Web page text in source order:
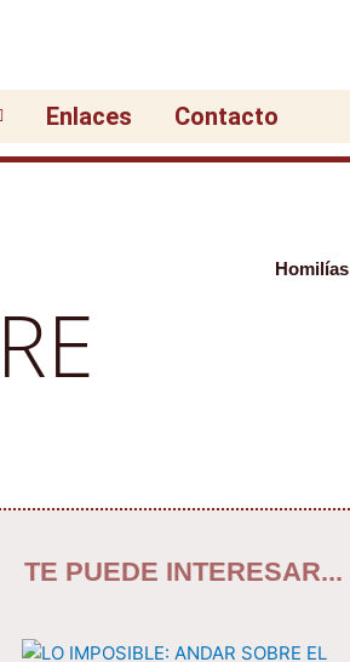
Enlaces Contacto
Homilías
TE PUEDE INTERESAR...